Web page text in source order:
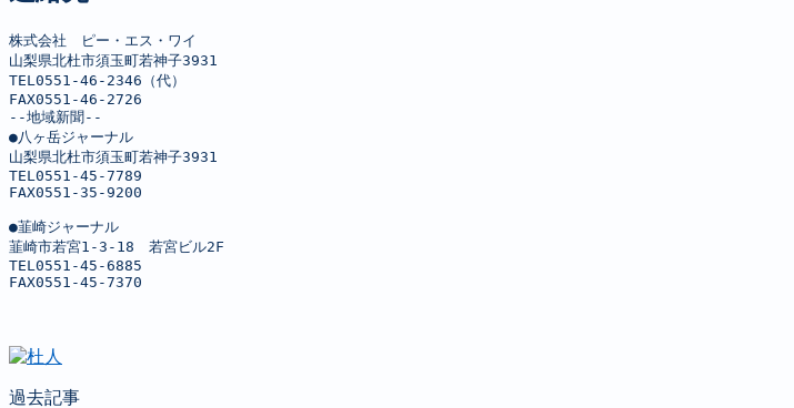
株式会社　ピー・エス・ワイ
山梨県北杜市須玉町若神子3931
TEL0551-46-2346（代）
FAX0551-46-2726
--地域新聞--
●八ヶ岳ジャーナル
山梨県北杜市須玉町若神子3931
TEL0551-45-7789
FAX0551-35-9200
●韮崎ジャーナル
韮崎市若宮1-3-18　若宮ビル2F
TEL0551-45-6885
FAX0551-45-7370
過去記事